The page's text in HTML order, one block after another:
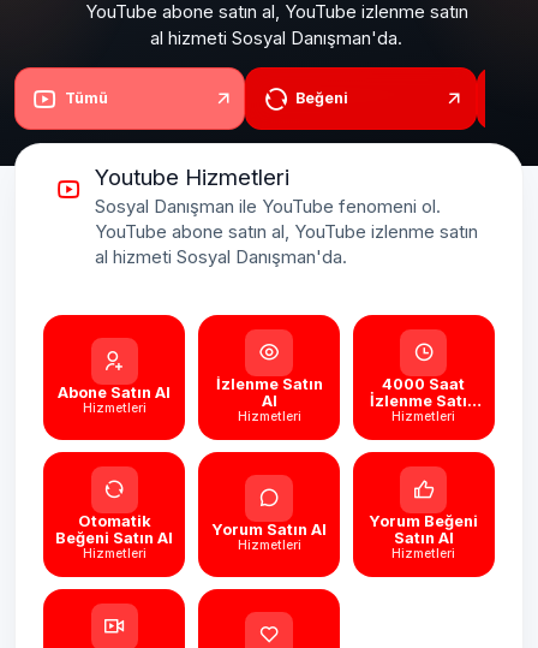
YouTube abone satın al, YouTube izlenme satın
al hizmeti Sosyal Danışman'da.
Tümü Beğeni
Youtube Hizmetleri
Sosyal Danışman ile YouTube fenomeni ol.
YouTube abone satın al, YouTube izlenme satın
al hizmeti Sosyal Danışman'da.
Abone Satın Al
Hizmetleri
İzlenme Satın
Al
Hizmetleri
4000 Saat
İzlenme Satın
Al
Hizmetleri
Otomatik
Beğeni Satın Al
Hizmetleri
Yorum Satın Al
Hizmetleri
Yorum Beğeni
Satın Al
Hizmetleri